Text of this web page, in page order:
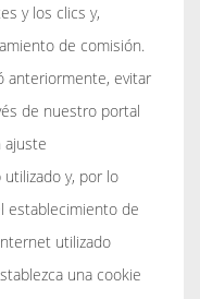
y los clics y,
de comisión.
anteriormente, evitar
de nuestro portal
ajuste
y, por lo
establecimiento de
utilizado
una cookie